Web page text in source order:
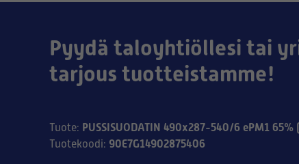
Pyydä taloyhtiöllesi tai
tarjous tuotteistamme!
Tuote: PUSSISUODATIN 490x287-540/6 ePM1 65%
Tuotekoodi: 90E7G14902875406